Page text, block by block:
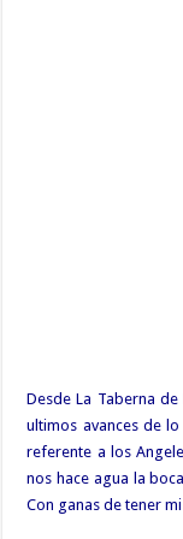
Desde La Taberna
ultimos avances de
referente a los
nos hace agua la
Con ganas de tener